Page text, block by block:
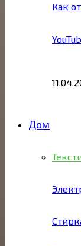
Как
Дом